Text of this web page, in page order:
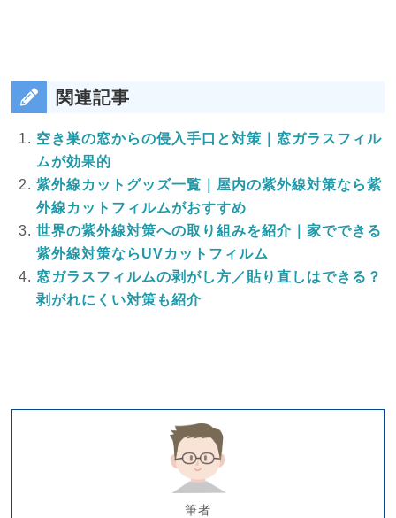
関連記事
空き巣の窓からの侵入手口と対策｜窓ガラスフィル
ムが効果的
紫外線カットグッズ一覧｜屋内の紫外線対策なら紫
外線カットフィルムがおすすめ
世界の紫外線対策への取り組みを紹介｜家でできる
紫外線対策ならUVカットフィルム
窓ガラスフィルムの剥がし方／貼り直しはできる？
剥がれにくい対策も紹介
筆者